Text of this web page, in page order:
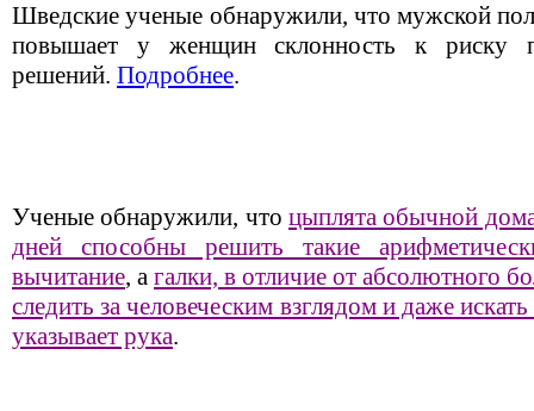
Шведские ученые обнаружили, что мужской
повышает у женщин склонность к риску
решений. Подробнее.
Ученые обнаружили, что цыплята обычной
дней способны решить такие
вычитание, а галки, в отличие от абсолютного
следить за человеческим взглядом и даже
указывает рука.